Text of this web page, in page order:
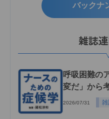
バックナ
雑誌
呼吸困難の
変だ」から
2026/07/31